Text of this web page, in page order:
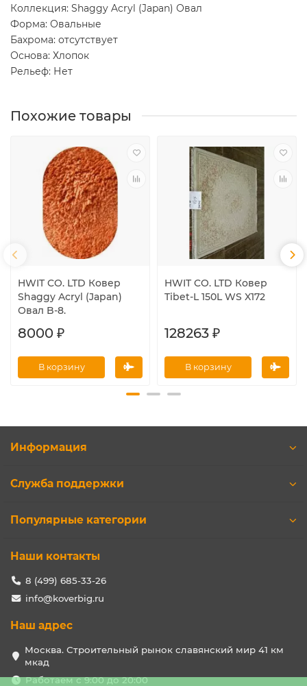
Коллекция: Shaggy Acryl (Japan) Овал
Форма: Овальные
Бахрома: отсутствует
Основа: Хлопок
Рельеф: Нет
Похожие товары
HWIT CO. LTD Ковер
Shaggy Acryl (Japan)
Овал B-8.
8000 ₽
В корзину
HWIT CO. LTD Ковер
Tibet-L 150L WS X172
128263 ₽
В корзину
Информация
Служба поддержки
Популярные категории
Наши контакты
8 (499) 685-33-26
info@koverbig.ru
Наш адрес
Москва. Строительный рынок славянский мир 41 км
мкад
Работаем с 9:00 до 20:00